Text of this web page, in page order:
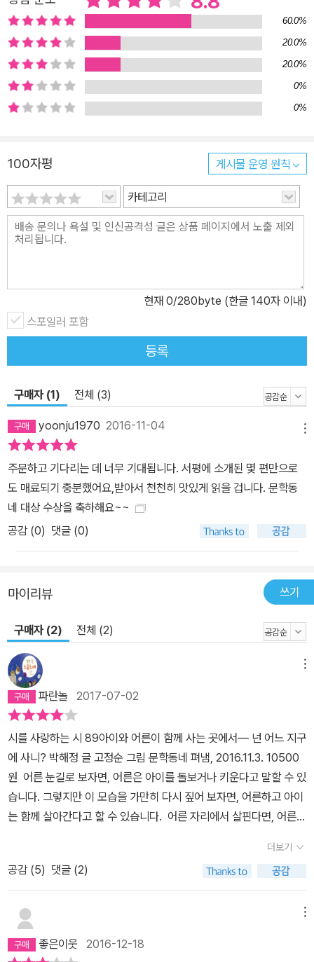
해학성이 독자를 즐겁게 만든다.”며 호평했다. 이안 시인은 “사회 현
실을 동시 내부로 이렇듯 깊숙이, 재미있게 끌어들인 경우는 일찍이
없었다. 풍자와 해학, 알레고리를 핵심으로 하는 창작 방법은 일대 도
약 후 안정기에 접어든 우리 동시에 신선한 자극을 줄 것이다.”라 평
했다. 심사위원 세 사람은 그의 작품이 2010년대 우리 동시의 일정한
경향을 뛰어넘어, 새롭게 모험적으로 돌파해 나갈 가능성이 있다고
등장 이안 시인은 박해정 시인의 등장을 “만화적 소녀의 등장”이라
표현하며 박해정 동시의 특징에 대해 “만화의 한 장면을 보는 것처럼
이미지가 풍부하고, 이 이미지들은 풍자와 해학, 즉흥적인 이야기와
익살을 맛있고 실감 나게 실어 나른다.”라고 짚었다. 귀걸이 이모처
럼/ 스카프 이모처럼// 길도 빼딱빼딱/ 찍어 나르고// 소리도 빼딱빼
이면/ 눈 쌓인 길을 택했지 뭐야.// 그날부터 내 뼈들이/ 빼딱빼딱/ 돌
방송은 신기동이라고 말하지. 버스가 멈추자 뚱뚱한 짐 보따리가 말
라깽이 아줌마를 끌고 내리네. 신기동은 재 너머에 있나? 괜히 걱정
이 되어 돌아보니 아줌마 엉덩이에 여우 꼬리가 살랑대네. 오호라, 가
가 엄마 언제 오나, 하고 눈이 빠지게 기다리고 있을 거야. 그러니까
흠흠, 그 집은 마을에서 가장 반짝이는 집일 거야.// 아줌마 발걸음 가
벼워지겠네. -「신기동 아줌마」 전문 박해정 시인의 동시는 영화의 한
장면처럼 생생하고, 바로 옆에서 이야기를 듣는 듯 쏙쏙 귀에 들어온
다. 시 속의 존재들이 말풍선을 하나씩 달고 다니는 것 같은 착각이 들
기도 한다. 동작과 소리가 매우 구체적이고 생동감 있게 드러나고 있
먹는 방법」) “똥구멍”(「신 어벤저스」) 같은 속된 말이 아무렇지 않게
“어쩌면 좋아”(「사서가 금붕어 된 날」)와 같은 즉흥적 구어가 자연스
럽게 현장감을 더한다. 풍부한 식감이 나는 그의 동시를 가만히 곱씹
주 호출되는 것을 발견할 수 있다. 자칫 계몽적·선언적으로 읽힐 수 있
지만 그렇게만 읽히지 않는 이유는 편마다 맞춤하게 들어간 세부 묘
사와 디테일, 장난기와 익살이 감각적인 즐거움을 만들어 내는 덕분
이다. 권영상 시인은 사회현상을 동시 내부로 끌어들여 읽히는 힘과
읽는 맛, 사회적 호소력을 획득하는 박해정 시인의 동시를 두고 “시적
공감도가 높다”(심사평)고 평했다. 원래 사람들은 지구에서 농사를
지었지. 호미와 삽을 던진 사람들이 일자리를 찾아 나서면서 이 이야
기는 시작돼. 여러분도 알다시피 공장은 쉬지 않고 모락모락 꽃을 피
웠거든. 공장 주변도 이때부터 바빠졌어. 기차가 생기고 학교가 생기
고 문구점이 생기고 시장이 생기고 은행이 생기고 경찰서가 생기고
람, 집을 부수는 사람, 청소를 하는 사람도 생겨났지. 새로 생긴 아파
트는 더 많은 사람들을 끌어모았어. 산과 강에서 나무나 돌멩이도 끌
어왔어. 지구는 점점 비대해졌지. “지구가 더 필요해.” 모두가 외쳤어.
지구가 무거워져서 뻥 터지겠다며 아우성을 쳤어. 그래서 서울 세곡
지구, 인천 청라지구, 대전 판암지구, 광주 수완지구, 부산 정관지구,
포항 양덕지구, 김해 장유지구…… 지구 위에 수많은 지구가 생겨났던
60.0%
20.0%
20.0%
0%
0%
100자평 게시물 운영 원칙
카테고리
현재 0/280byte (한글 140자 이내)
스포일러 포함
등록
구매자 (1) 전체 (3)
yoonju1970 2016-11-04
주문하고 기다리는 데 너무 기대됩니다. 서평에 소개된 몇 편만으로
도 매료되기 충분했어요,받아서 천천히 맛있게 읽을 겁니다. 문학동
네 대상 수상을 축하해요~~
공감 (0) 댓글 (0)
마이리뷰 쓰기
구매자 (2) 전체 (2)
파란놀 2017-07-02
시를 사랑하는 시 89아이와 어른이 함께 사는 곳에서― 넌 어느 지구
에 사니? 박해정 글 고정순 그림 문학동네 펴냄, 2016.11.3. 10500
원 어른 눈길로 보자면, 어른은 아이를 돌보거나 키운다고 말할 수 있
습니다. 그렇지만 이 모습을 가만히 다시 짚어 보자면, 어른하고 아이
는 함께 살아간다고 할 수 있습니다. 어른 자리에서 살핀다면, 어른은
용히 새로 짚어 본다면, 어른하고 아이는 서로 가르치고 어깨동무를
한다고 할 만합니다.늘 퉁명스럽게책을 빌려주는 사서 언니는내가 만
화를 보느라 낄낄거리면따가운 눈총을 날리지.도서관에선 웃을 때도
소리를 내선 안 된다나?그런 언니가 오늘붕어빵 한 마리를 잡았어.누
어 된 날) 박해정 님 동시집 《넌 어느 지구에 사니?》(문학동네,201
더보기
공감 (5) 댓글 (2)
좋은이웃 2016-12-18